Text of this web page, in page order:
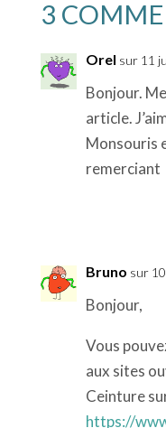
3
Orel sur 11
Bonjour.
article.
Monsouris
remerciant
Bruno sur
Bonjour,
Vous
aux sites
Ceinture
https://